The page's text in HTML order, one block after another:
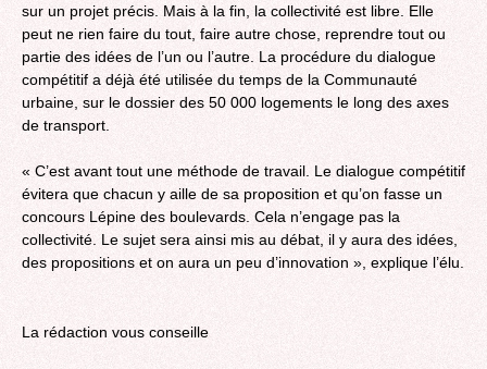
sur un projet précis. Mais à la fin, la collectivité est libre. Elle
peut ne rien faire du tout, faire autre chose, reprendre tout ou
partie des idées de l’un ou l’autre. La procédure du dialogue
compétitif a déjà été utilisée du temps de la Communauté
urbaine, sur le dossier des 50 000 logements le long des axes
de transport.
« C’est avant tout une méthode de travail. Le dialogue compétitif
évitera que chacun y aille de sa proposition et qu’on fasse un
concours Lépine des boulevards. Cela n’engage pas la
collectivité. Le sujet sera ainsi mis au débat, il y aura des idées,
des propositions et on aura un peu d’innovation », explique l’élu.
La rédaction vous conseille